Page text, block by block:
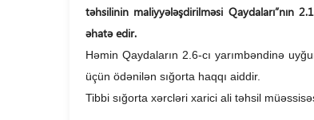
təhsilinin maliyyələşdirilməsi Qaydaları”nın
əhatə edir.
Həmin Qaydaların 2.6-cı yarımbəndinə
üçün ödənilən sığorta haqqı aiddir.
Tibbi sığorta xərcləri xarici ali təhsil